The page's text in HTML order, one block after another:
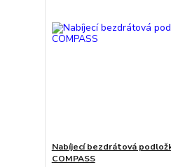
Nabíjecí bezdrátová
COMPASS